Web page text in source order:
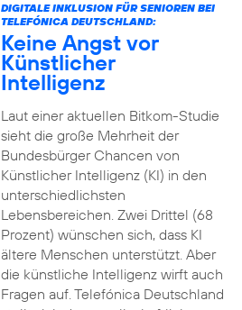
DIGITALE INKLUSION FÜR SENIOREN BEI
TELEFÓNICA DEUTSCHLAND:
Keine Angst vor
Künstlicher
Intelligenz
Laut einer aktuellen Bitkom-Studie
sieht die große Mehrheit der
Bundesbürger Chancen von
Künstlicher Intelligenz (KI) in den
unterschiedlichsten
Lebensbereichen. Zwei Drittel (68
Prozent) wünschen sich, dass KI
ältere Menschen unterstützt. Aber
die künstliche Intelligenz wirft auch
Fragen auf. Telefónica Deutschland